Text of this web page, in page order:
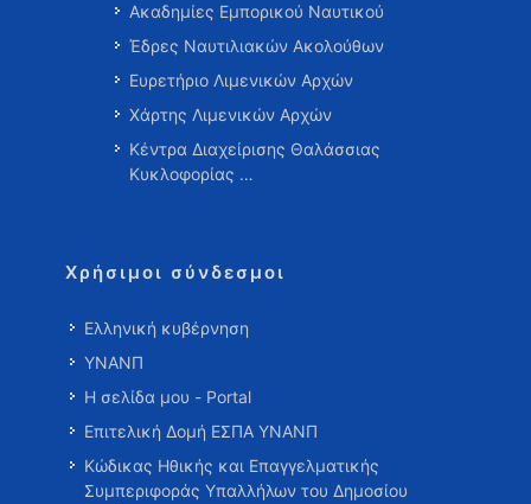
Ακαδημίες Εμπορικού Ναυτικού
Έδρες Ναυτιλιακών Ακολούθων
Ευρετήριο Λιμενικών Αρχών
Χάρτης Λιμενικών Αρχών
Κέντρα Διαχείρισης Θαλάσσιας
Κυκλοφορίας …
Χρήσιμοι σύνδεσμοι
Ελληνική κυβέρνηση
ΥΝΑΝΠ
Η σελίδα μου - Portal
Επιτελική Δομή ΕΣΠΑ ΥΝΑΝΠ
Κώδικας Ηθικής και Επαγγελματικής
Συμπεριφοράς Υπαλλήλων του Δημοσίου